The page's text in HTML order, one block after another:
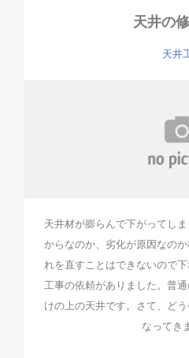
天井の
天井
天井材が膨らんで下がってし
からなのか、劣化が原因なの
れを直すことはできないので
工事の依頼がありました。普
けの上の天井です。さて、ど
なってき